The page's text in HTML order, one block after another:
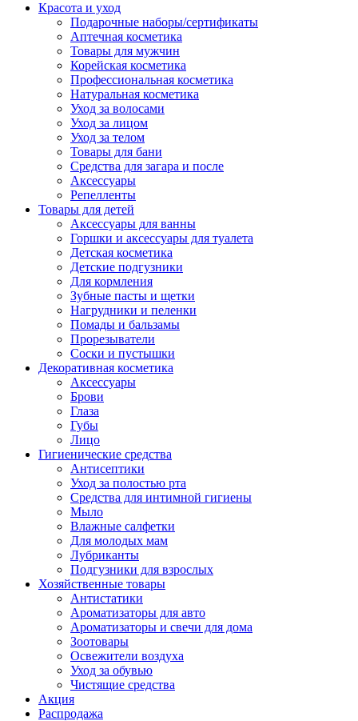
Красота и уход
Подарочные наборы/сертификаты
Аптечная косметика
Товары для мужчин
Корейская косметика
Профессиональная косметика
Натуральная косметика
Уход за волосами
Уход за лицом
Уход за телом
Товары для бани
Средства для загара и после
Аксессуары
Репелленты
Товары для детей
Аксессуары для ванны
Горшки и аксессуары для туалета
Детская косметика
Детские подгузники
Для кормления
Зубные пасты и щетки
Нагрудники и пеленки
Помады и бальзамы
Прорезыватели
Соски и пустышки
Декоративная косметика
Аксессуары
Брови
Глаза
Губы
Лицо
Гигиенические средства
Антисептики
Уход за полостью рта
Средства для интимной гигиены
Мыло
Влажные салфетки
Для молодых мам
Лубриканты
Подгузники для взрослых
Хозяйственные товары
Антистатики
Ароматизаторы для авто
Ароматизаторы и свечи для дома
Зоотовары
Освежители воздуха
Уход за обувью
Чистящие средства
Акция
Распродажа